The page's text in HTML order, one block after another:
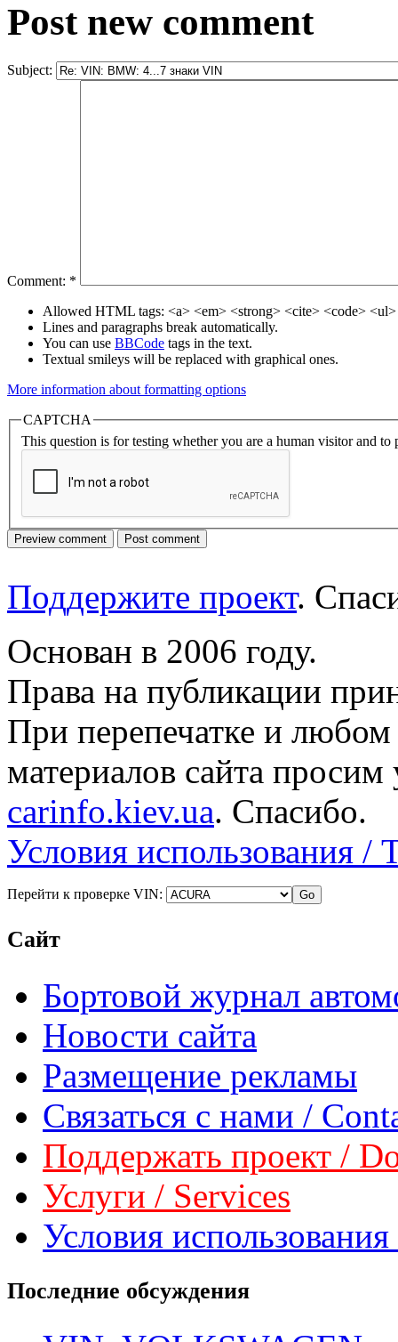
Post new comment
Subject:
Comment: *
Allowed HTML tags: <a> <em> <strong> <cite> <code>
Lines and paragraphs break automatically.
You can use BBCode tags in the text.
Textual smileys will be replaced with graphical ones.
More information about formatting options
CAPTCHA
This question is for testing whether you are a human visitor and to
Поддержите проект.
Основан в 2006 году.
Права на публикации
При перепечатке и
материалов сайта просим
carinfo.kiev.ua. Спасибо.
Условия использования /
Перейти к проверке VIN:
Сайт
Бортовой журнал
Новости сайта
Размещение рекламы
Связаться с нами /
Поддержать проект /
Услуги / Services
Условия
Последние обсуждения